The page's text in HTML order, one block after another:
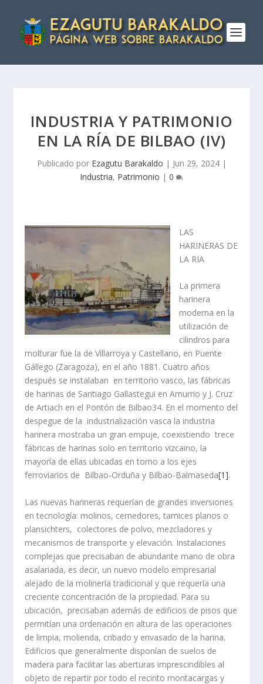
INDUSTRIA Y PATRIMONIO
EN LA RÍ­A DE BILBAO (IV)
Publicado por Ezagutu Barakaldo | Jun 29, 2024|
Industria, Patrimonio | 0
LAS
HARINERAS DE
LA RIA
La primera
harinera
moderna en la
utilización de
cilindros para
molturar fue la de Villarroya y Castellano, en Puente
Gállego (Zaragoza), en el año 1881. Cuatro años
después se instalaban en territorio vasco, las fábricas
de harinas de Santiago Gallastegui en Amurrio y J. Cruz
de Artiach en el Pontón de Bilbao34. En el momento del
despegue de la industrialización vasca la industria
harinera mostraba un gran empuje, coexistiendo trece
fábricas de harinas solo en territorio vizcaino, la
mayorí­a de ellas ubicadas en torno a los ejes
ferroviarios de Bilbao-Orduña y Bilbao-Balmaseda[1].
Las nuevas harineras requerí­an de grandes inversiones
en tecnologí­a: molinos, cernedores, tamices planos o
plansichters, colectores de polvo, mezcladores y
mecanismos de transporte y elevación. Instalaciones
complejas que precisaban de abundante mano de obra
asalariada, es decir, un nuevo modelo empresarial
alejado de la molinerí­a tradicional y que requerí­a una
creciente concentración de la propiedad. Para su
ubicación, precisaban además de edificios de pisos que
permití­an una ordenación en altura de las operaciones
de limpia, molienda, cribado y envasado de la harina.
Edificios que generalmente disponí­an de suelos de
madera para facilitar las aberturas imprescindibles al
objeto de repartir por todo el recinto montacargas y